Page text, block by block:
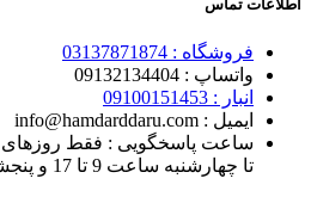
اطلاعات تماس
فروشگاه : 03137871874
واتساپ : 0 9132134404
انبار : 0 9100151453
ایمیل : info@hamdarddaru.com
ساعت پاسخگویی : فقط روزهای
تا چهارشنبه ساعت 9 تا 17 و پنجشنبه ها 9 تا 17